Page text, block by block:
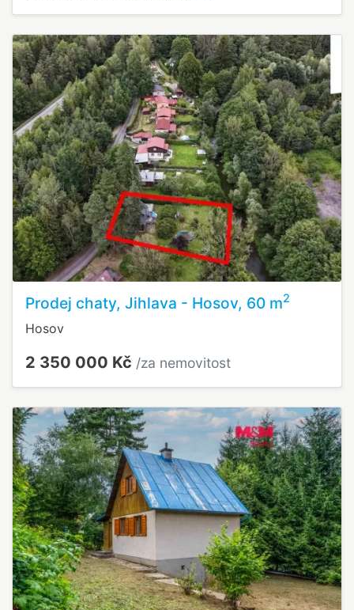
Prodej chaty, Jihlava - Hosov, 60 m2
Hosov
2 350 000 Kč /za nemovitost